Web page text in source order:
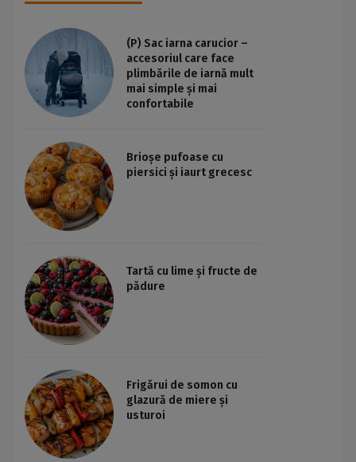
(P) Sac iarna carucior –
accesoriul care face
plimbările de iarnă mult
mai simple și mai
confortabile
Brioșe pufoase cu
piersici și iaurt grecesc
Tartă cu lime și fructe de
pădure
Frigărui de somon cu
glazură de miere și
usturoi